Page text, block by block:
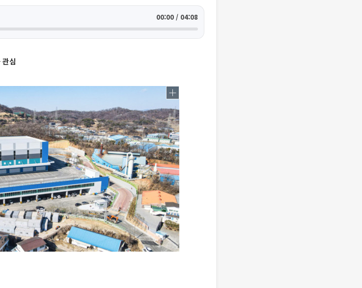
00:00 / 04:08
심